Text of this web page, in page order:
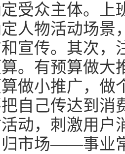
众主体。上
人物活动场景
宣传。其次，
。有预算做大
做小推广，做
自己传达到消
动，刺激用户
归市场——事业